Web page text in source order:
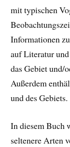
mit typischen
Informationen
auf Literatur
das Gebiet und/
Außerdem
und des Gebiets.
In diesem Buch
seltenere Arten